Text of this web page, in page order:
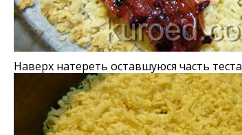
Наверх натереть оставшуюся часть теста